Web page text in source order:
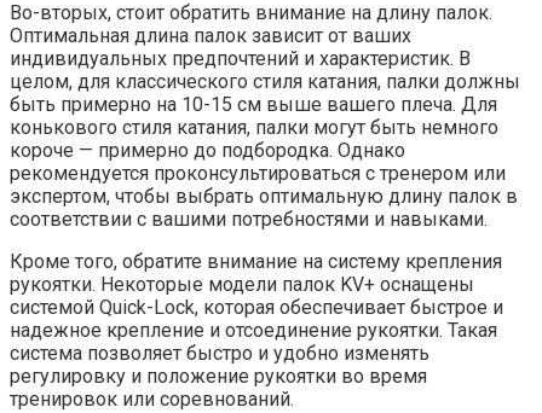
Во-вторых, стоит обратить внимание на длину палок.
Оптимальная длина палок зависит от ваших
индивидуальных предпочтений и характеристик. В
целом, для классического стиля катания, палки должны
быть примерно на 10-15 см выше вашего плеча. Для
конькового стиля катания, палки могут быть немного
короче — примерно до подбородка. Однако
рекомендуется проконсультироваться с тренером или
экспертом, чтобы выбрать оптимальную длину палок в
соответствии с вашими потребностями и навыками.
Кроме того, обратите внимание на систему крепления
рукоятки. Некоторые модели палок KV+ оснащены
системой Quick-Lock, которая обеспечивает быстрое и
надежное крепление и отсоединение рукоятки. Такая
система позволяет быстро и удобно изменять
регулировку и положение рукоятки во время
тренировок или соревнований.